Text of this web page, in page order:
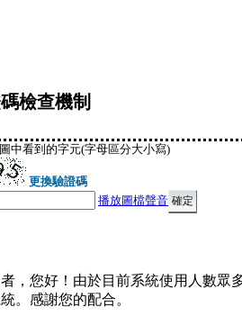
檢查機制
中看到的字元(字母區分大小寫)
更換驗證碼
播放圖檔聲音
，您好！由於目前系統使用人數眾
。感謝您的配合。